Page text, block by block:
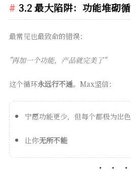
3.2 最大陷阱：功能堆砌
最常见也最致命的错误：
"再加一个功能，产品就完美了"
这个循环永远行不通。Max坚信：
宁愿功能更少，但每个都极为出
让你无所不能